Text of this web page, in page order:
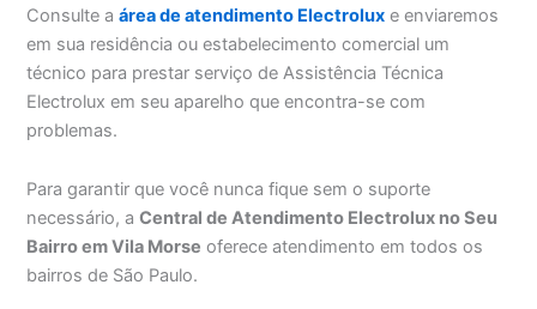
Consulte aárea de atendimento Electrolux e enviaremos
em sua residência ou estabelecimento comercial um
técnico para prestar serviço de Assistência Técnica
Electrolux em seu aparelho que encontra-se com
problemas.
Para garantir que você nunca fique sem o suporte
necessário, aCentral de Atendimento Electrolux no Seu
Bairro em Vila Morse oferece atendimento em todos os
bairros de São Paulo.